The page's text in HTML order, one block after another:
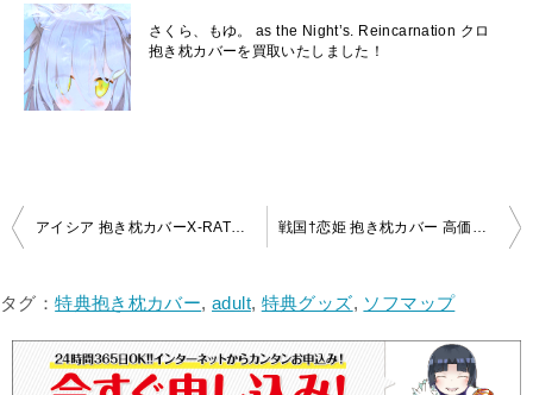
さくら、もゆ。 as the Night’s. Reincarnation クロ
抱き枕カバーを買取いたしました！
投
ナ
アイシア 抱き枕カバーX-RATED 電撃萌王2016年4月号誌上通販アイテム を買取いたしました！ 戦国†恋姫 抱き枕カバー 高価買取！
タグ：特典抱き枕カバー,adult, 特典グッズ, ソフマップ